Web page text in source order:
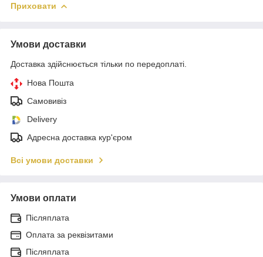
Приховати
Умови доставки
Доставка здійснюється тільки по передоплаті.
Нова Пошта
Самовивіз
Delivery
Адресна доставка кур'єром
Всі умови доставки
Умови оплати
Післяплата
Оплата за реквізитами
Післяплата